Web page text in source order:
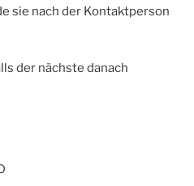
sie nach der Kontaktperson
der nächste danach